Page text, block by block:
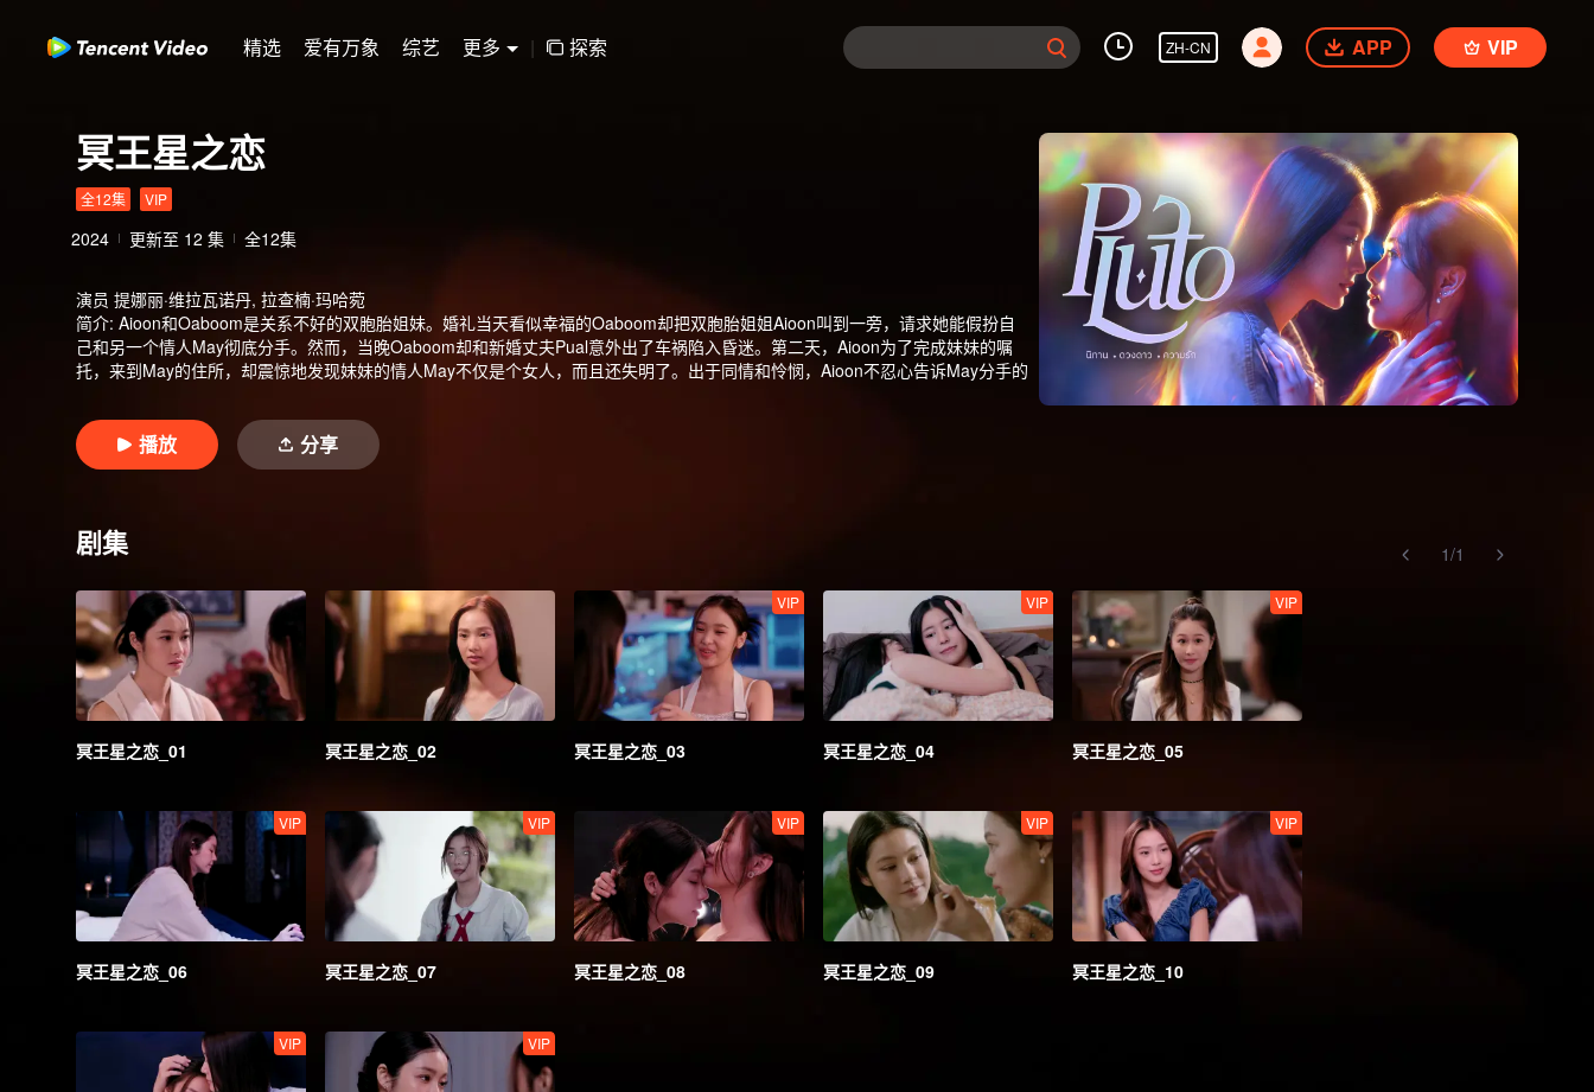
精选 爱有万象 综艺 更多 | 探索 ZH-CN APP VIP
冥王星之恋
全12集 VIP
2024 更新至 12 集 全12集
演员 提娜丽·维拉瓦诺丹, 拉查楠·玛哈菀
简介: Aioon和Oaboom是关系不好的双胞胎姐妹。婚礼当天看似幸福的Oaboom却把双胞胎姐姐Aioon叫到一旁，请求她能假扮自
己和另一个情人May彻底分手。然而，当晚Oaboom却和新婚丈夫Pual意外出了车祸陷入昏迷。第二天，Aioon为了完成妹妹的嘱
托，来到May的住所，却震惊地发现妹妹的情人May不仅是个女人，而且还失明了。出于同情和怜悯，Aioon不忍心告诉May分手的
的心声也一一浮出水面。而那些被隐藏的爱、痛苦与执念，也像太阳系中被除名的冥王星一般，等待着被人们重新审视与选择。谁
会成为那个被遗忘的“冥王星”？谁又能重新找回自己在生命轨道中的位置？
播放 分享
剧集 1/1
冥王星之恋_01 冥王星之恋_02
VIP
冥王星之恋_03
VIP
冥王星之恋_04
VIP
冥王星之恋_05
VIP
冥王星之恋_06
VIP
冥王星之恋_07
VIP
冥王星之恋_08
VIP
冥王星之恋_09
VIP
冥王星之恋_10
VIP VIP